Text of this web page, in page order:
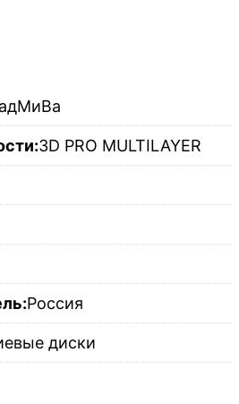
3D PRO MULTILAYER
Россия
диски